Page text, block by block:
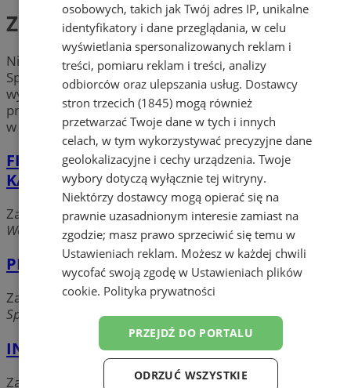
Zakupy przez Internet
Nie możesz wyjść z domu? Potrzebujesz zakupów?
Sprawdź
sklepy internetowe
w mieście Żorach. Kupuj
wygodnieprzez interneti skorzystaj z ciekawych
promocji.Zakupy przez internetteraz dostępne także
w mieście Żory i okolicach – skorzystaj teraz!
FIRMA HANDLOWO USŁUGOWA RAJ
KATARZYNA STENCEL
Zakupy przez Internet
Wodna, 44-240 Żory
PIOTR MURA MURA F H U
Zakupy przez Internet
Spacerowa, 44-240 Żory
INSTANTA Sp. z o.o.
Zakupy przez Internet
osobowych, takich jak Twój adres IP, unikalne
identyfikatory i dane przeglądania, w celu
wyświetlania spersonalizowanych reklam i
treści, pomiaru reklam i treści, analizy
odbiorców oraz ulepszania usług. Dostawcy
stron trzecich (1845) mogą również
przetwarzać Twoje dane w tych i innych
celach, w tym wykorzystywać precyzyjne dane
geolokalizacyjne i cechy urządzenia. Twoje
wybory dotyczą wyłącznie tej witryny.
Niektórzy dostawcy mogą opierać się na
prawnie uzasadnionym interesie zamiast na
zgodzie; masz prawo sprzeciwić się temu w
Ustawieniach reklam. Możesz w każdej chwili
wycofać swoją zgodę w Ustawieniach plików
cookie. Polityka prywatności
PRZEJDŹ DO PORTALU
ODRZUĆ WSZYSTKIE